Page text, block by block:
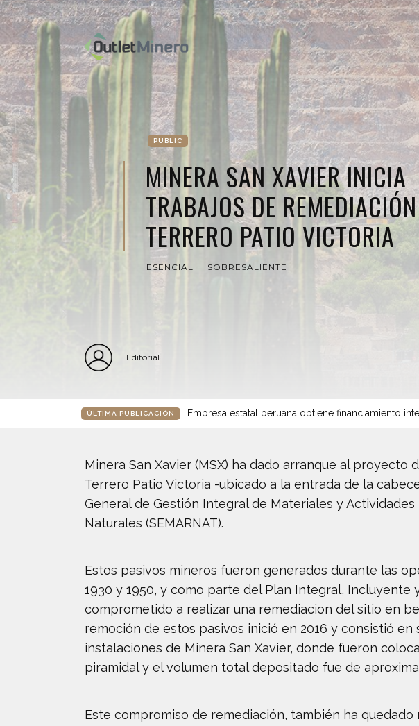
PUBLIC
MINERA SAN XAVIER INICIA
TRABAJOS DE
TERRERO PATIO VICTORIA
ESENCIAL SOBRESALIENTE
Editorial
ÚLTIMA PUBLICACIÓN Empresa estatal peruana obtiene financiamiento
Minera San Xavier (MSX) ha dado arranque al
Terrero Patio Victoria -ubicado a la entrada de la
General de Gestión Integral de Materiales y
Naturales (SEMARNAT).
Estos pasivos mineros fueron generados durante las
1930 y 1950, y como parte del Plan Integral, Incluyente
comprometido a realizar una remediacion del sitio en
remoción de estos pasivos inició en 2016 y consistió
instalaciones de Minera San Xavier, donde fueron
piramidal y el volumen total depositado fue de
Este compromiso de remediación, también ha